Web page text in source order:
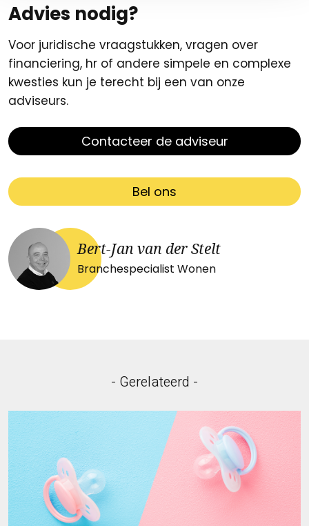
Advies nodig?
Voor juridische vraagstukken, vragen over
financiering, hr of andere simpele en complexe
kwesties kun je terecht bij een van onze
adviseurs.
Contacteer de adviseur
Bel ons
Bert-Jan van der Stelt
Branchespecialist Wonen
- Gerelateerd -